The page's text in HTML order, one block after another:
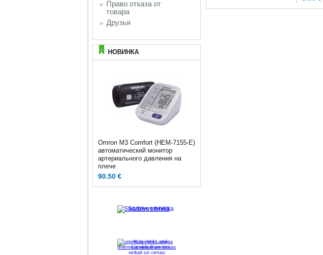
Право отказа от
товара
Друзья
НОВИНКА
Omron M3 Comfort (HEM-7155-E)
автоматический монитор
артериального давления на
плече
90.50 €
Sadzīves tehnika
Kurpirkt.lv - visi Latvijas
interneta veikali un cenas